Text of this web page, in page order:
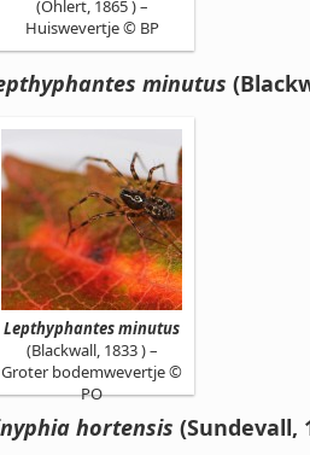
(Ohlert, 1865 ) –
Huiswevertje © BP
minutus
Lepthyphantes minutus
(Blackwall, 1833 ) –
Groter bodemwevertje ©
PO
hortensis (Sundevall,